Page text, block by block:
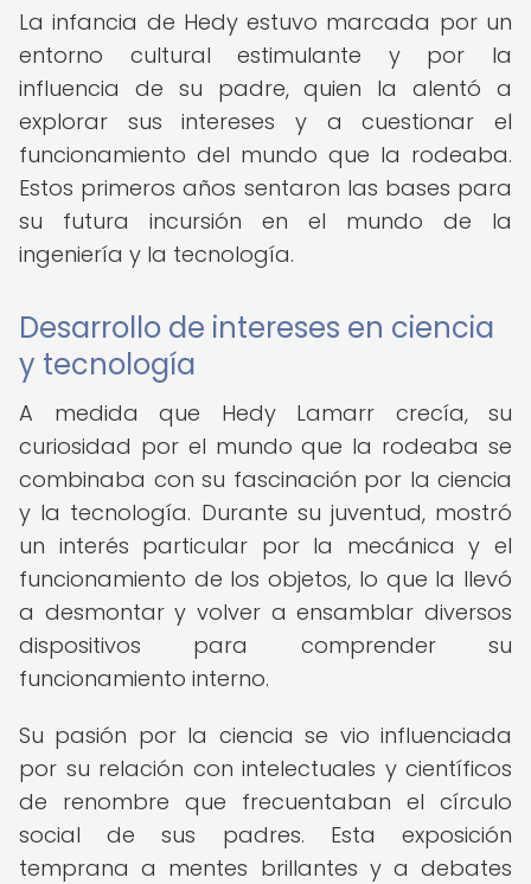
La infancia de Hedy estuvo marcada por un
entorno cultural estimulante y por la
influencia de su padre, quien la alentó a
explorar sus intereses y a cuestionar el
funcionamiento del mundo que la rodeaba.
Estos primeros años sentaron las bases para
su futura incursión en el mundo de la
ingeniería y la tecnología.
Desarrollo de intereses en ciencia
y tecnología
A medida que Hedy Lamarr crecía, su
curiosidad por el mundo que la rodeaba se
combinaba con su fascinación por la ciencia
y la tecnología. Durante su juventud, mostró
un interés particular por la mecánica y el
funcionamiento de los objetos, lo que la llevó
a desmontar y volver a ensamblar diversos
dispositivos para comprender su
funcionamiento interno.
Su pasión por la ciencia se vio influenciada
por su relación con intelectuales y científicos
de renombre que frecuentaban el círculo
social de sus padres. Esta exposición
temprana a mentes brillantes y a debates